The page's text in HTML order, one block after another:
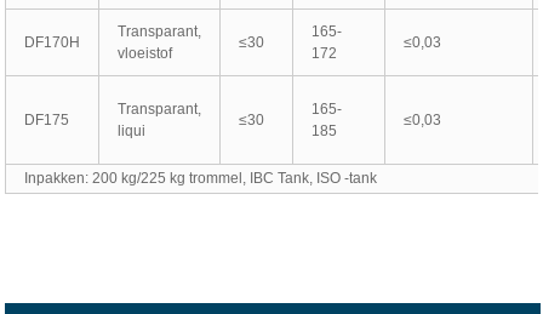
DF170H
Transparant,
vloeistof
≤30
165-
172
≤0,03
DF175
Transparant,
liqui
≤30
165-
185
≤0,03
Inpakken: 200 kg/225 kg trommel, IBC Tank, ISO -tank